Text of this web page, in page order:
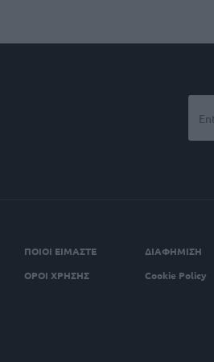
ΠΟΙΟΙ ΕΙΜΑΣΤΕ ΔΙΑΦΗΜΙΣΗ
ΟΡΟΙ ΧΡΗΣΗΣ
Cookie Policy